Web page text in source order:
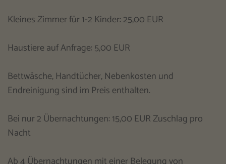
Kleines Zimmer für 1-2 Kinder: 25,00 EUR
Haustiere auf Anfrage: 5,00 EUR
Bettwäsche, Handtücher, Nebenkosten und
Endreinigung sind im Preis enthalten.
Bei nur 2 Übernachtungen: 15,00 EUR Zuschlag pro
Nacht